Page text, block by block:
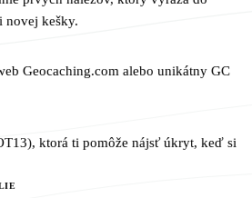
novej kešky.
Geocaching.com alebo unikátny GC
ktorá ti pomôže nájsť úkryt, keď si